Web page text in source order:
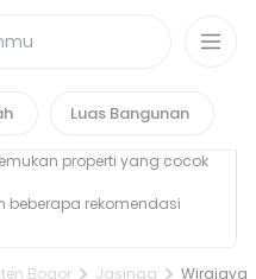
Luas Bangunan
Bogor
properti yang cocok
beberapa rekomendasi
Bogor Jasinga Wirajaya